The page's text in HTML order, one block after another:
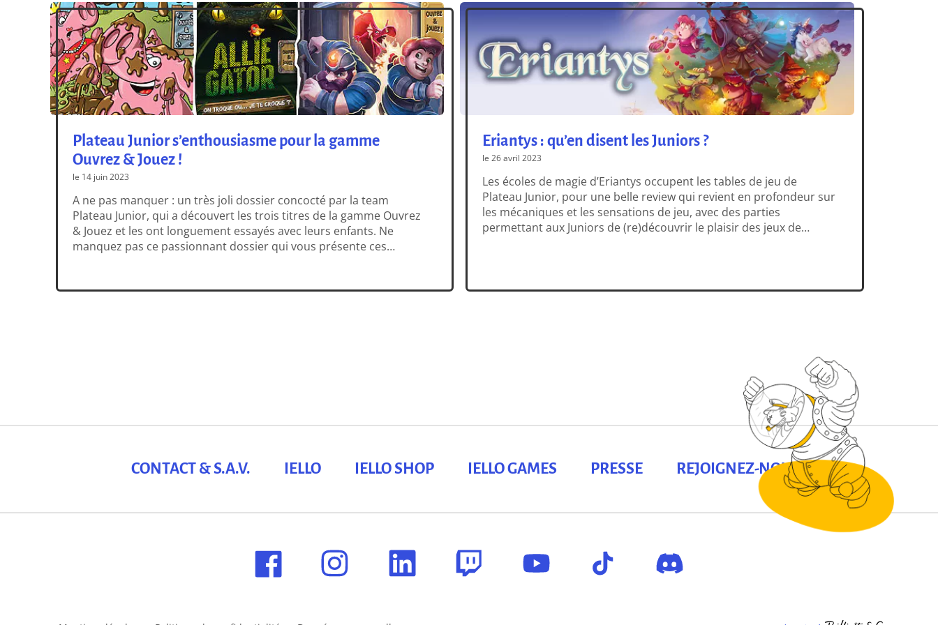
Plateau Junior s’enthousiasme pour la gamme
Ouvrez & Jouez !
le 14 juin 2023
A ne pas manquer : un très joli dossier concocté par la team
Plateau Junior, qui a découvert les trois titres de la gamme Ouvrez
& Jouez et les ont longuement essayés avec leurs enfants. Ne
manquez pas ce passionnant dossier qui vous présente ces
Eriantys : qu’en disent les Juniors ?
le 26 avril 2023
Les écoles de magie d’Eriantys occupent les tables de jeu de
Plateau Junior, pour une belle review qui revient en profondeur sur
les mécaniques et les sensations de jeu, avec des parties
permettant aux Juniors de (re)découvrir le plaisir des jeux de
CONTACT & S.A.V. IELLO IELLO SHOP IELLO GAMES PRESSE REJOIGNEZ-NOUS !